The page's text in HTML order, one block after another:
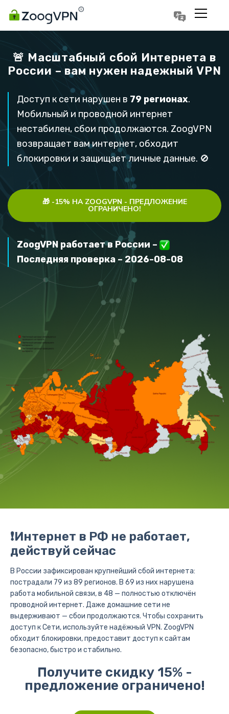
🚨 Масштабный cбой Интернета в
России – вам нужен надежный VPN
Доступ к cети нарушен в 79 регионах.
Мобильный и проводной интернет
нестабилен, сбои продолжаются. ZoogVPN
возвращает вам интернет, обходит
блокировки и защищает личные данные. 🚫
🎁 -15% НА ZOOGVPN - ПРЕДЛОЖЕНИЕ
ОГРАНИЧЕНО!
ZoogVPN работает в России –
Последняя проверка – 2026-08-08
❗️Интернет в РФ не работает,
действуй сейчас
В России зафиксирован крупнейший сбой интернета:
пострадали 79 из 89 регионов. В 69 из них нарушена
работа мобильной связи, в 48 — полностью отключён
проводной интернет. Даже домашние сети не
выдерживают — сбои продолжаются. Чтобы сохранить
доступ к Сети, используйте надёжный VPN. ZoogVPN
обходит блокировки, предоставит доступ к сайтам
безопасно, быстро и стабильно.
Получите скидку 15% -
предложение ограничено!